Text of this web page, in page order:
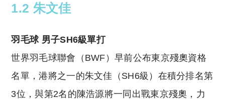
1.2 朱文佳
羽毛球 男子SH6級單打
世界羽毛球聯會（BWF）早前公布東京殘奧資格
名單，港將之一的朱文佳（SH6級）在積分排名第
3位，與第2名的陳浩源將一同出戰東京殘奧，力